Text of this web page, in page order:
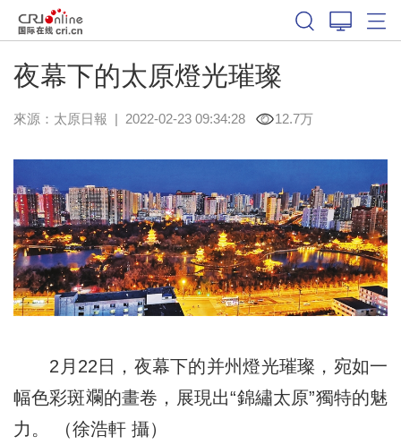
夜幕下的太原燈光璀璨
來源： 太原日報 | 2022-02-23 09:34:28 12.7万
2月22日，夜幕下的并州燈光璀璨，宛如一
幅色彩斑斕的畫卷，展現出“錦繡太原”獨特的魅
力。 （徐浩軒 攝）